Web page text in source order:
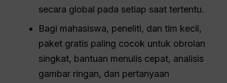
secara global pada setiap saat tertentu.
Bagi mahasiswa, peneliti, dan tim kecil,
paket gratis paling cocok untuk obrolan
singkat, bantuan menulis cepat, analisis
gambar ringan, dan pertanyaan